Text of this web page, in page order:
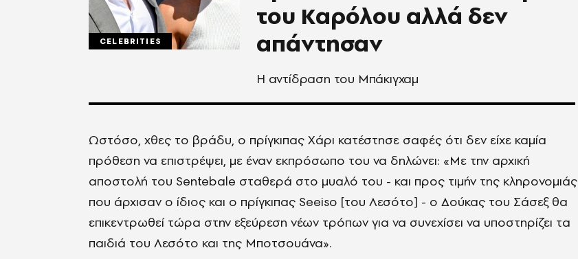
CELEBRITIES
του Καρόλου αλλά δεν
απάντησαν
Η αντίδραση του Μπάκιγχαμ
Ωστόσο, χθες το βράδυ, ο πρίγκιπας Χάρι κατέστησε σαφές ότι δεν είχε καμία
πρόθεση να επιστρέψει, με έναν εκπρόσωπο του να δηλώνει: «Με την αρχική
αποστολή του Sentebale σταθερά στο μυαλό του - και προς τιμήν της κληρονομιάς
που άρχισαν ο ίδιος και ο πρίγκιπας Seeiso [του Λεσότο] - ο Δούκας του Σάσεξ θα
επικεντρωθεί τώρα στην εξεύρεση νέων τρόπων για να συνεχίσει να υποστηρίζει τα
παιδιά του Λεσότο και της Μποτσουάνα».